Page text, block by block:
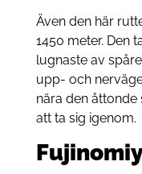
Även den här
1450 meter. Den
lugnaste av
upp- och
nära den åttonde
att ta sig igenom.